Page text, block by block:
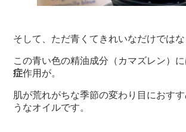
そして、ただ青くてきれいなだけではな
この青い色の精油成分（カマズレン）
症作用が。
肌が荒れがちな季節の変わり目におす
うなオイルです。